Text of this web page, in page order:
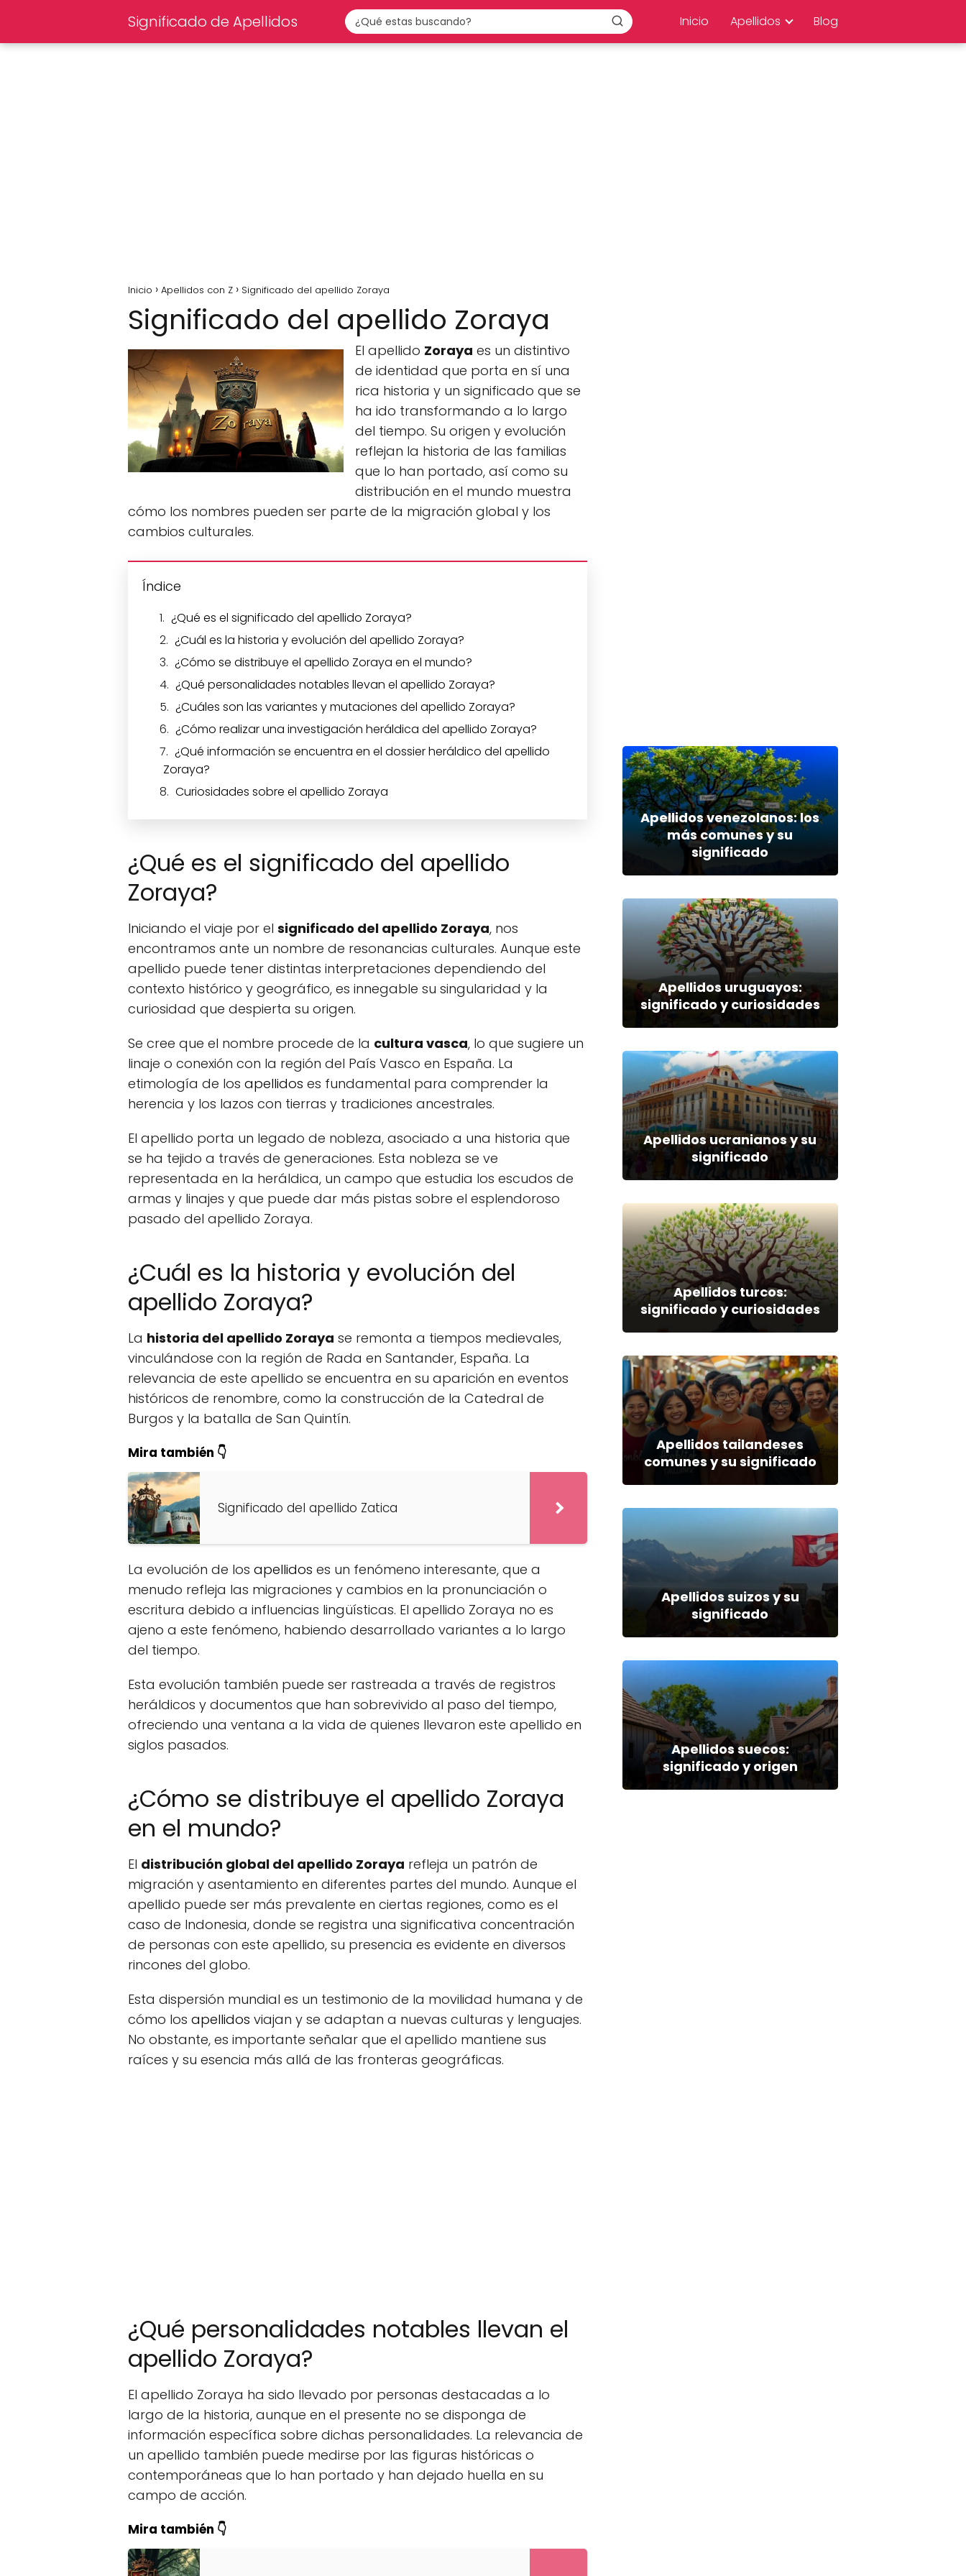
Significado de Apellidos Inicio Apellidos Blog
Inicio Apellidos con Z Significado del apellido Zoraya
Significado del apellido Zoraya
El apellido Zoraya es un distintivo
de identidad que porta en sí una
rica historia y un significado que se
ha ido transformando a lo largo
del tiempo. Su origen y evolución
reflejan la historia de las familias
que lo han portado, así como su
distribución en el mundo muestra
cómo los nombres pueden ser parte de la migración global y los
cambios culturales.
Índice
¿Qué es el significado del apellido Zoraya?
¿Cuál es la historia y evolución del apellido Zoraya?
¿Cómo se distribuye el apellido Zoraya en el mundo?
¿Qué personalidades notables llevan el apellido Zoraya?
¿Cuáles son las variantes y mutaciones del apellido Zoraya?
¿Cómo realizar una investigación heráldica del apellido Zoraya?
¿Qué información se encuentra en el dossier heráldico del apellido
Zoraya?
Curiosidades sobre el apellido Zoraya
¿Qué es el significado del apellido
Zoraya?
Iniciando el viaje por el significado del apellido Zoraya, nos
encontramos ante un nombre de resonancias culturales. Aunque este
apellido puede tener distintas interpretaciones dependiendo del
contexto histórico y geográfico, es innegable su singularidad y la
curiosidad que despierta su origen.
Se cree que el nombre procede de la cultura vasca, lo que sugiere un
linaje o conexión con la región del País Vasco en España. La
etimología de los apellidos es fundamental para comprender la
herencia y los lazos con tierras y tradiciones ancestrales.
El apellido porta un legado de nobleza, asociado a una historia que
se ha tejido a través de generaciones. Esta nobleza se ve
representada en la heráldica, un campo que estudia los escudos de
armas y linajes y que puede dar más pistas sobre el esplendoroso
pasado del apellido Zoraya.
¿Cuál es la historia y evolución del
apellido Zoraya?
La historia del apellido Zoraya se remonta a tiempos medievales,
vinculándose con la región de Rada en Santander, España. La
relevancia de este apellido se encuentra en su aparición en eventos
históricos de renombre, como la construcción de la Catedral de
Burgos y la batalla de San Quintín.
Mira también 👇
Significado del apellido Zatica
La evolución de los apellidos es un fenómeno interesante, que a
menudo refleja las migraciones y cambios en la pronunciación o
escritura debido a influencias lingüísticas. El apellido Zoraya no es
ajeno a este fenómeno, habiendo desarrollado variantes a lo largo
del tiempo.
Esta evolución también puede ser rastreada a través de registros
heráldicos y documentos que han sobrevivido al paso del tiempo,
ofreciendo una ventana a la vida de quienes llevaron este apellido en
siglos pasados.
¿Cómo se distribuye el apellido Zoraya
en el mundo?
El distribución global del apellido Zoraya refleja un patrón de
migración y asentamiento en diferentes partes del mundo. Aunque el
apellido puede ser más prevalente en ciertas regiones, como es el
caso de Indonesia, donde se registra una significativa concentración
de personas con este apellido, su presencia es evidente en diversos
rincones del globo.
Esta dispersión mundial es un testimonio de la movilidad humana y de
cómo los apellidos viajan y se adaptan a nuevas culturas y lenguajes.
No obstante, es importante señalar que el apellido mantiene sus
raíces y su esencia más allá de las fronteras geográficas.
¿Qué personalidades notables llevan el
apellido Zoraya?
El apellido Zoraya ha sido llevado por personas destacadas a lo
largo de la historia, aunque en el presente no se disponga de
información específica sobre dichas personalidades. La relevancia de
un apellido también puede medirse por las figuras históricas o
contemporáneas que lo han portado y han dejado huella en su
campo de acción.
Mira también 👇
Apellidos venezolanos: los
más comunes y su
significado
Apellidos uruguayos:
significado y curiosidades
Apellidos ucranianos y su
significado
Apellidos turcos:
significado y curiosidades
Apellidos tailandeses
comunes y su significado
Apellidos suizos y su
significado
Apellidos suecos:
significado y origen